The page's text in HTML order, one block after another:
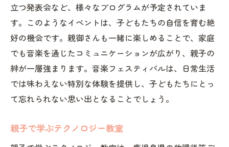
立つ発表会など、様々なプログラムが予定されていま
す。このようなイベントは、子どもたちの自信を育む絶
好の機会です。親御さんも一緒に楽しめることで、家庭
でも音楽を通じたコミュニケーションが広がり、親子の
絆が一層強まります。音楽フェスティバルは、日常生活
では味わえない特別な体験を提供し、子どもたちにとっ
て忘れられない思い出となることでしょう。
親子で学ぶテクノロジー教室